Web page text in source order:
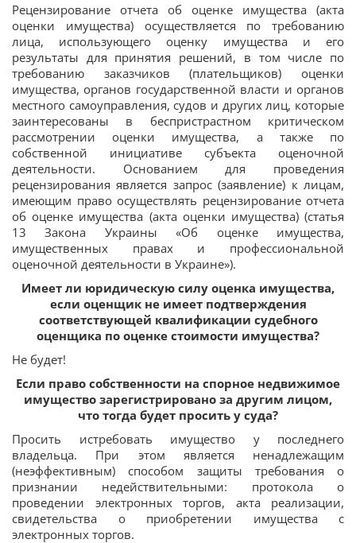
Рецензирование отчета об оценке имущества (акта
оценки имущества) осуществляется по требованию
лица, использующего оценку имущества и его
результаты для принятия решений, в том числе по
требованию заказчиков (плательщиков) оценки
имущества, органов государственной власти и органов
местного самоуправления, судов и других лиц, которые
заинтересованы в беспристрастном критическом
рассмотрении оценки имущества, а также по
собственной инициативе субъекта оценочной
деятельности. Основанием для проведения
рецензирования является запрос (заявление) к лицам,
имеющим право осуществлять рецензирование отчета
об оценке имущества (акта оценки имущества) (статья
13 Закона Украины «Об оценке имущества,
имущественных правах и профессиональной
оценочной деятельности в Украине»).
Имеет ли юридическую силу оценка имущества,
если оценщик не имеет подтверждения
соответствующей квалификации судебного
оценщика по оценке стоимости имущества?
Не будет!
Если право собственности на спорное недвижимое
имущество зарегистрировано за другим лицом,
что тогда будет просить у суда?
Просить истребовать имущество у последнего
владельца. При этом является ненадлежащим
(неэффективным) способом защиты требования о
признании недействительными: протокола о
проведении электронных торгов, акта реализации,
свидетельства о приобретении имущества с
электронных торгов.